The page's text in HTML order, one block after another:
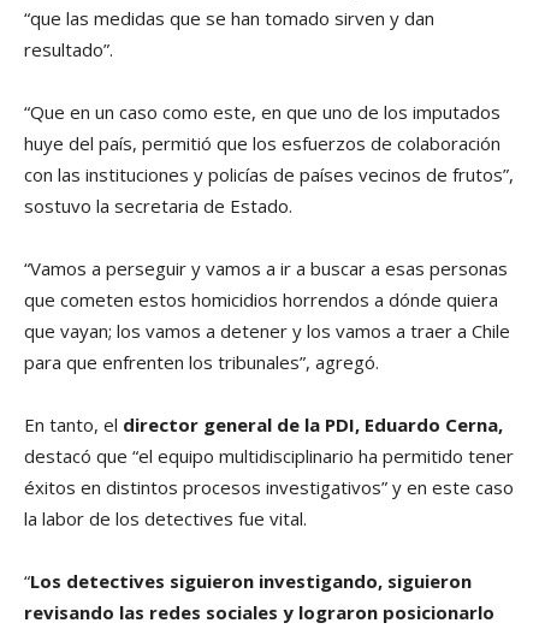
“que las medidas que se han tomado sirven y dan
resultado”.
“Que en un caso como este, en que uno de los imputados
huye del país, permitió que los esfuerzos de colaboración
con las instituciones y policías de países vecinos de frutos”,
sostuvo la secretaria de Estado.
“Vamos a perseguir y vamos a ir a buscar a esas personas
que cometen estos homicidios horrendos a dónde quiera
que vayan; los vamos a detener y los vamos a traer a Chile
para que enfrenten los tribunales”, agregó.
En tanto, el director general de la PDI, Eduardo Cerna,
destacó que “el equipo multidisciplinario ha permitido tener
éxitos en distintos procesos investigativos” y en este caso
la labor de los detectives fue vital.
“Los detectives siguieron investigando, siguieron
revisando las redes sociales y lograron posicionarlo